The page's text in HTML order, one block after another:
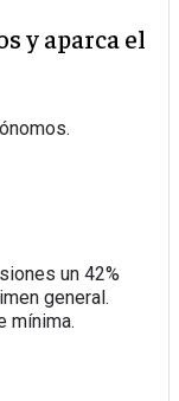
y aparca el
un 42%
general.
mínima.